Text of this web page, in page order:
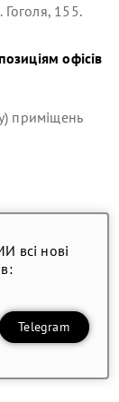
Гоголя, 155.
офісів
приміщень
всі нові
Telegram